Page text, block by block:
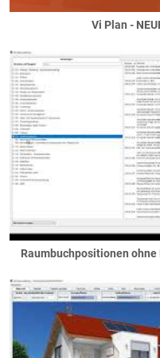
ebenes Gelände
Hanglage
Geländer
automatische
Balkongeländer
französische Balkone
Heizung
Lüftung
Speichertechnik
Löcher
... in Dächern
... in Decken
Vi Plan -
Raumbuchpositionen